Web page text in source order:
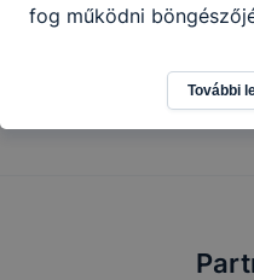
fog működni
További